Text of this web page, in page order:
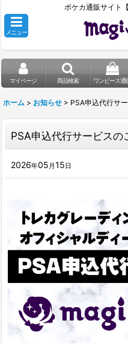
ポケカ通販サイト
メニュー
マイページ 商品検索 ワンピース通
ホーム > お知らせ > PSA申込代行サ
PSA申込代行サービスの
2026年05 月15日